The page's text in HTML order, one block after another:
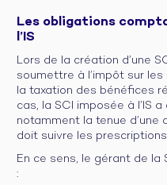
Les obligations
l’IS
Lors de la création d’une
soumettre à l’impôt sur
la taxation des bénéfices
cas, la SCI imposée à l’IS
notamment la tenue d’une
doit suivre les
En ce sens, le gérant de la
: